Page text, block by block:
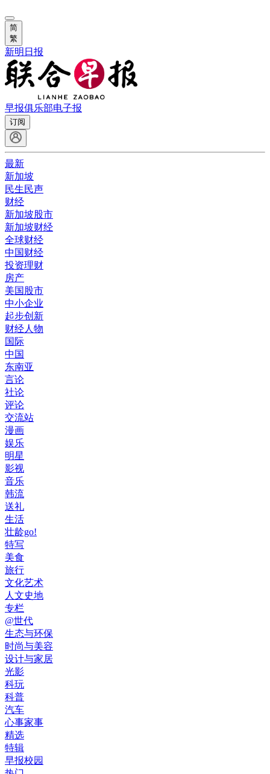
简
繁
新明日报
早报俱乐部电子报
订阅
最新
新加坡
民生民声
财经
新加坡股市
新加坡财经
全球财经
中国财经
投资理财
房产
美国股市
中小企业
起步创新
财经人物
国际
中国
东南亚
言论
社论
评论
交流站
漫画
娱乐
明星
影视
音乐
韩流
送礼
生活
壮龄go!
特写
美食
旅行
文化艺术
人文史地
专栏
@世代
生态与环保
时尚与美容
设计与家居
光影
科玩
科普
汽车
心事家事
精选
特辑
早报校园